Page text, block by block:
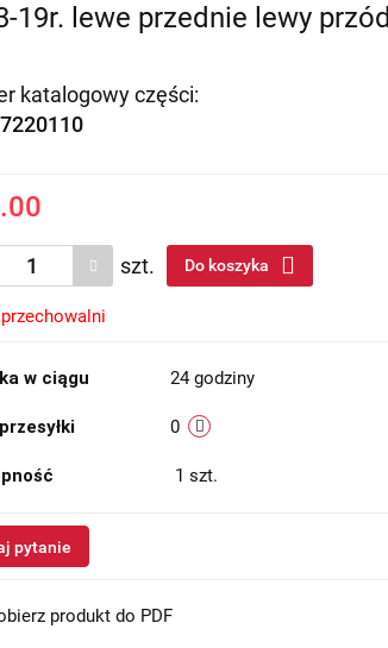
19r. lewe przednie lewy przód
katalogowy części:
szt. Do koszyka
w ciągu 24 godziny
0
1 szt.
pytanie
produkt do PDF